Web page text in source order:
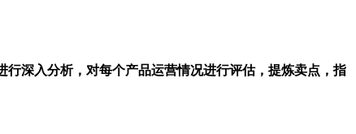
深入分析，对每个产品运营情况进行评估，提炼卖点，指